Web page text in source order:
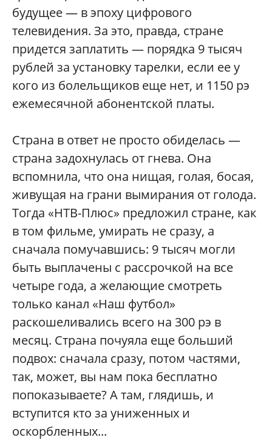
будущее — в эпоху цифрового
телевидения. За это, правда, стране
придется заплатить — порядка 9 тысяч
рублей за установку тарелки, если ее у
кого из болельщиков еще нет, и 1150 рэ
ежемесячной абонентской платы.
Страна в ответ не просто обиделась —
страна задохнулась от гнева. Она
вспомнила, что она нищая, голая, босая,
живущая на грани вымирания от голода.
Тогда «НТВ-Плюс» предложил стране, как
в том фильме, умирать не сразу, а
сначала помучавшись: 9 тысяч могли
быть выплачены с рассрочкой на все
четыре года, а желающие смотреть
только канал «Наш футбол»
раскошеливались всего на 300 рэ в
месяц. Страна почуяла еще больший
подвох: сначала сразу, потом частями,
так, может, вы нам пока бесплатно
попоказываете? А там, глядишь, и
вступится кто за униженных и
оскорбленных...